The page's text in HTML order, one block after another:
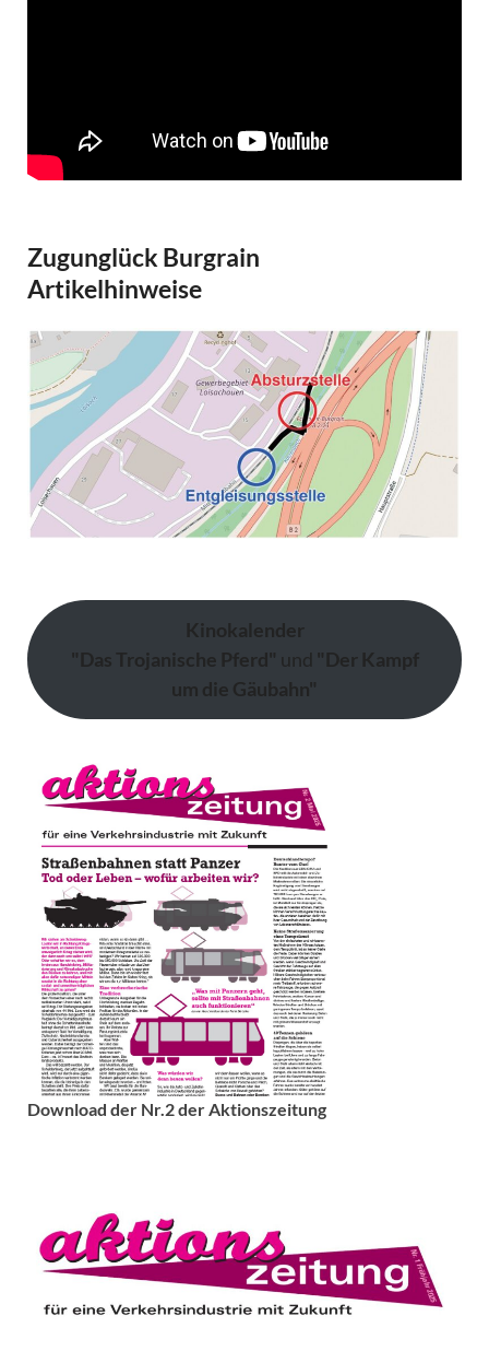
Zugunglück Burgrain
Artikelhinweise
Kinokalender
"Das Trojanische Pferd" und "Der Kampf
um die Gäubahn"
Download der Nr.2 der Aktionszeitung